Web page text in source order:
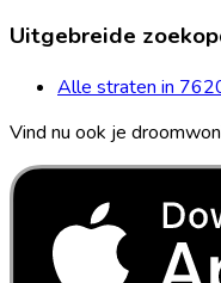
Uitgebreide
Alle straten in
Vind nu ook je